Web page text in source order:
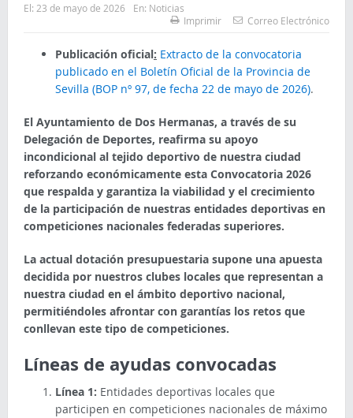
El: 23 de mayo de 2026 En: Noticias
Imprimir
Correo Electrónico
Publicación oficial: Extracto de la convocatoria
publicado en el Boletín Oficial de la Provincia de
Sevilla (BOP nº 97, de fecha 22 de mayo de 2026).
El Ayuntamiento de Dos Hermanas, a través de su
Delegación de Deportes, reafirma su apoyo
incondicional al tejido deportivo de nuestra ciudad
reforzando económicamente esta Convocatoria 2026
que respalda y garantiza la viabilidad y el crecimiento
de la participación de nuestras entidades deportivas en
competiciones nacionales federadas superiores.
La actual dotación presupuestaria supone una apuesta
decidida por nuestros clubes locales que representan a
nuestra ciudad en el ámbito deportivo nacional,
permitiéndoles afrontar con garantías los retos que
conllevan este tipo de competiciones.
Líneas de ayudas convocadas
Línea 1: Entidades deportivas locales que
participen en competiciones nacionales de máximo